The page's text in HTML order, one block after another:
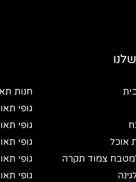
אוכל
צמוד תקרה
חנות
גופי
גופי
גופי
גופי
גופי